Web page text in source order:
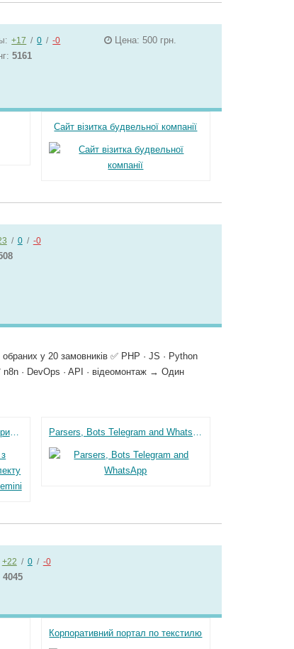
+17 / 0 / -0
5161
Цена: 500 грн.
Сайт візитка будвельної компанії
/ 0 / -0
обраних у 20 замовників ✅ PHP · JS · Python
n8n · DevOps · API · відеомонтаж → Один
Автоматизація процесів з використанням штучного інтелекту ChatGPT, DeepSeek, Google Gemini
+22 / 0 / -0
4045
Корпоративний портал по текстилю